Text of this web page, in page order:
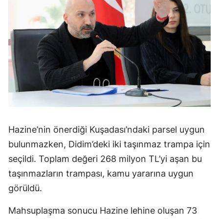
Hazine’nin önerdiği Kuşadası’ndaki parsel uygun
bulunmazken, Didim’deki iki taşınmaz trampa için
seçildi. Toplam değeri 268 milyon TL’yi aşan bu
taşınmazların trampası, kamu yararına uygun
görüldü.
Mahsuplaşma sonucu Hazine lehine oluşan 73